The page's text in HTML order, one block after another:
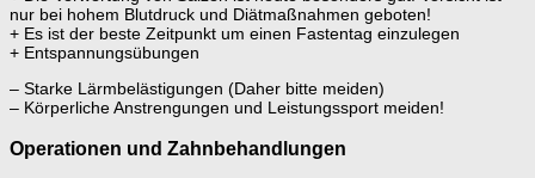
nur bei hohem Blutdruck und Diätmaßnahmen geboten!
+ Es ist der beste Zeitpunkt um einen Fastentag einzulegen
+ Entspannungsübungen
– Starke Lärmbelästigungen (Daher bitte meiden)
– Körperliche Anstrengungen und Leistungssport meiden!
Operationen und Zahnbehandlungen